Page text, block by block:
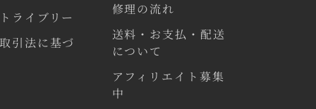
ライブリー
引法に基づ
修理の流れ
送料・お支払・配送
について
アフィリエイト募集
中